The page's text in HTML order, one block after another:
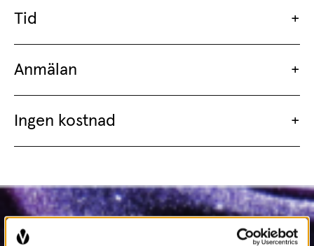
Tid
Anmälan
Ingen kostnad